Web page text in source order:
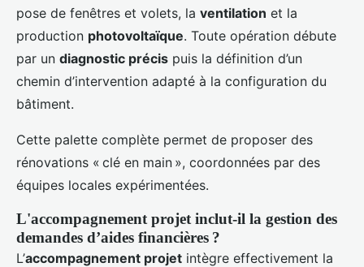
pose de fenêtres et volets, la ventilation et la
production photovoltaïque. Toute opération débute
par un diagnostic précis puis la définition d’un
chemin d’intervention adapté à la configuration du
bâtiment.
Cette palette complète permet de proposer des
rénovations « clé en main », coordonnées par des
équipes locales expérimentées.
L'accompagnement projet inclut-il la gestion des
demandes d’aides financières ?
L’accompagnement projet intègre effectivement la